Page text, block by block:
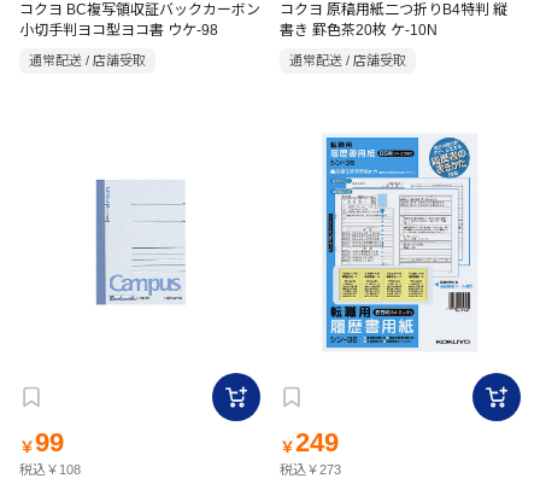
コクヨ BC複写領収証バックカーボン
小切手判ヨコ型ヨコ書 ウケ-98
通常配送 / 店舗受取
コクヨ 原稿用紙二つ折りB4特判 縦
書き 罫色茶20枚 ケ-10N
通常配送 / 店舗受取
￥99
税込￥108
￥249
税込￥273